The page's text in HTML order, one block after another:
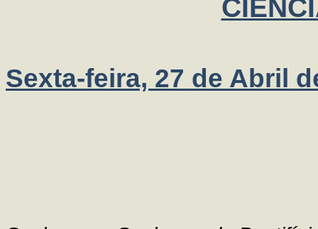
Sexta-feira, 27 de Abril